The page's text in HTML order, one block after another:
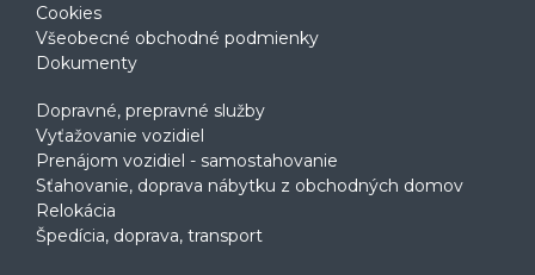
Cookies
Všeobecné obchodné podmienky
Dokumenty
Dopravné, prepravné služby
Vyťažovanie vozidiel
Prenájom vozidiel - samostahovanie
Sťahovanie, doprava nábytku z obchodných domov
Relokácia
Špedícia, doprava, transport